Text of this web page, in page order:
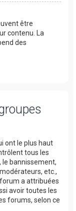
être
contenu. La
des
ont le plus haut
tous les
bannissement,
etc.,
a attribuées
avoir toutes les
forums, selon ce